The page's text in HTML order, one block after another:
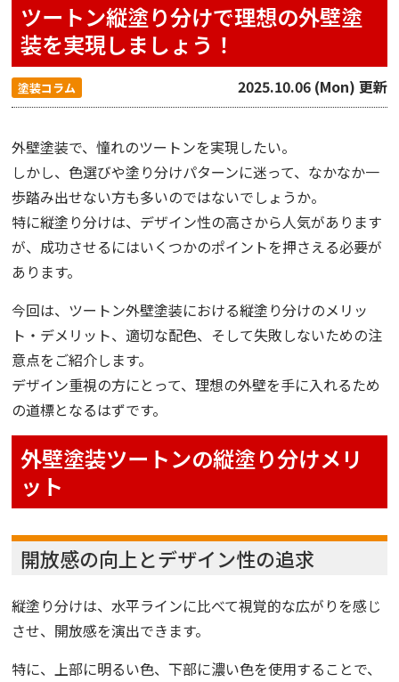
ツートン縦塗り分けで理想の外壁塗
装を実現しましょう！
塗装コラム 2025.10.06 (Mon) 更新
外壁塗装で、憧れのツートンを実現したい。
しかし、色選びや塗り分けパターンに迷って、なかなか一
歩踏み出せない方も多いのではないでしょうか。
特に縦塗り分けは、デザイン性の高さから人気があります
が、成功させるにはいくつかのポイントを押さえる必要が
あります。
今回は、ツートン外壁塗装における縦塗り分けのメリッ
ト・デメリット、適切な配色、そして失敗しないための注
意点をご紹介します。
デザイン重視の方にとって、理想の外壁を手に入れるため
の道標となるはずです。
外壁塗装ツートンの縦塗り分けメリ
ット
開放感の向上とデザイン性の追求
縦塗り分けは、水平ラインに比べて視覚的な広がりを感じ
させ、開放感を演出できます。
特に、上部に明るい色、下部に濃い色を使用することで、